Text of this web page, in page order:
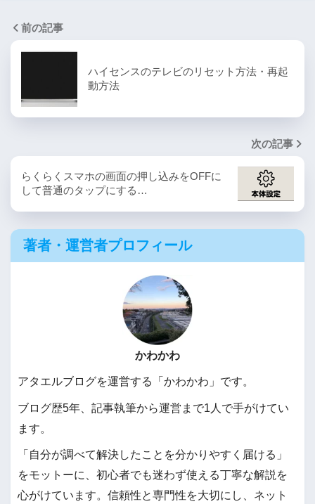
前の記事
ハイセンスのテレビのリセット方法・再起
動方法
次の記事
らくらくスマホの画面の押し込みをOFFに
して普通のタップにする…
著者・運営者プロフィール
かわかわ
アタエルブログを運営する「かわかわ」です。
ブログ歴5年、記事執筆から運営まで1人で手がけてい
ます。
「自分が調べて解決したことを分かりやすく届ける」
をモットーに、初心者でも迷わず使える丁寧な解説を
心がけています。信頼性と専門性を大切にし、ネット